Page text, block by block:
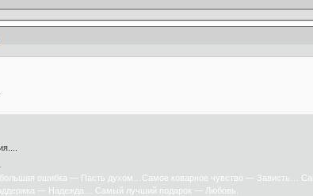
ошибка — Пасть духом…Самое коварное чувство — Зависть…
— Надежда… Самый лучший подарок — Любовь.